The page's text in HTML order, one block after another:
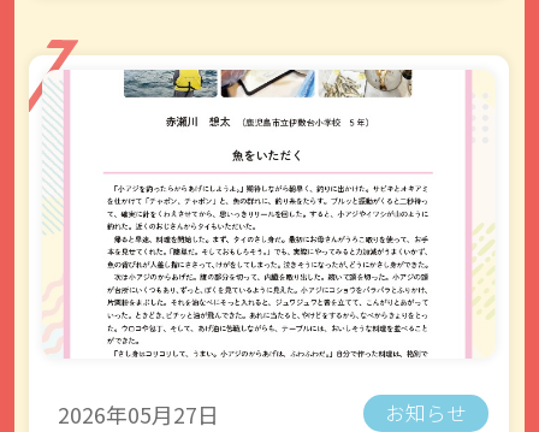
2026年05月27日 お知らせ